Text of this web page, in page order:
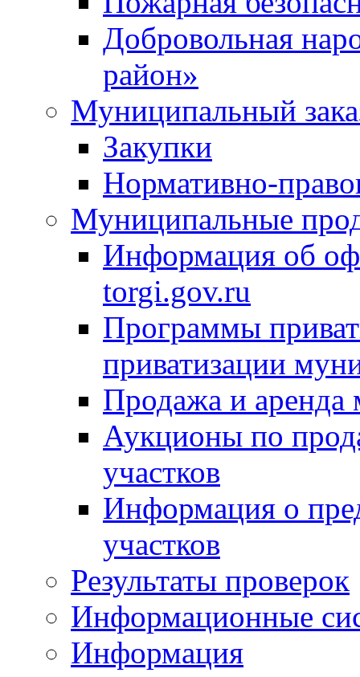
Добровольная
район»
Муниципальный
Закупки
Нормативно-
Муниципальные
Информация об
torgi.gov.ru
Программы
приватизации
Продажа и аренда
Аукционы по
участков
Информация о
участков
Результаты проверок
Информационные
Информация